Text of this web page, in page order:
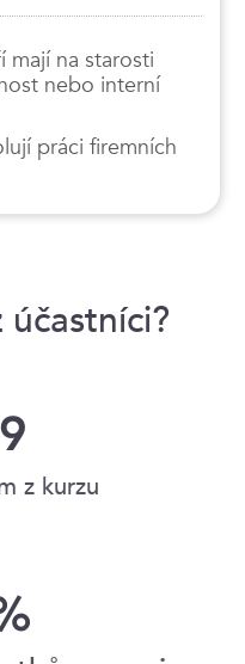
mají na starosti
nebo interní
práci firemních
z kurzu